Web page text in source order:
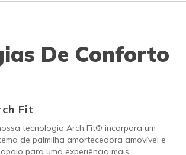
De Conforto
Fit
tecnologia Arch Fit® incorpora um
de palmilha amortecedora amovível e
para uma experiência mais